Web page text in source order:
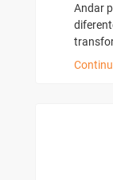
Andar